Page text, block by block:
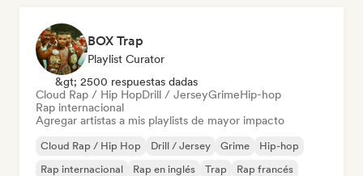
BOX Trap
Playlist Curator
&gt; 2500 respuestas dadas
Cloud Rap / Hip HopDrill / JerseyGrimeHip-hop
Rap internacional
Agregar artistas a mis playlists de mayor impacto
Cloud Rap / Hip Hop Drill / Jersey Grime
Hip-hop
Rap internacional
Rap en inglés Trap Rap francés